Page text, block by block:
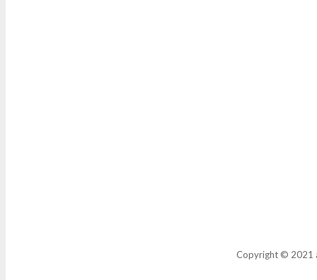
Copyright © 2021